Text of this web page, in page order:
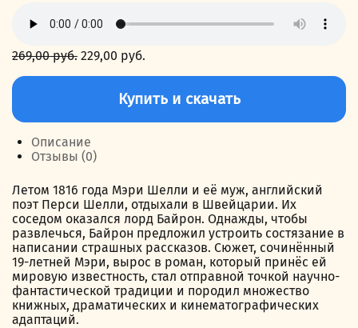
269,00руб. Первоначальная
269,00 руб..
229,00 руб.
Количество
Франкенштейн,
или
Современный
Прометей
Купить и скачать
Описание
Отзывы (0)
Летом 1816 года Мэри Шелли и её муж, английский
поэт Перси Шелли, отдыхали в Швейцарии. Их
соседом оказался лорд Байрон. Однажды, чтобы
развлечься, Байрон предложил устроить состязание в
написании страшных рассказов. Сюжет, сочинённый
19-летней Мэри, вырос в роман, который принёс ей
мировую известность, стал отправной точкой научно-
фантастической традиции и породил множество
книжных, драматических и кинематографических
адаптаций.